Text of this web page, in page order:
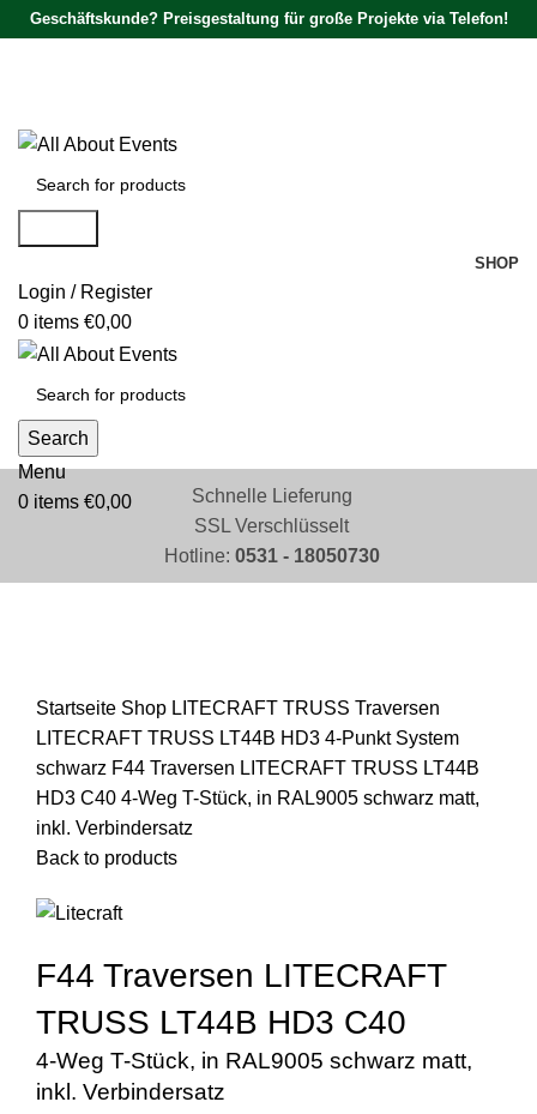
Geschäftskunde? Preisgestaltung für große Projekte via Telefon!
SHOP
Login / Register
0 items €0,00
Search
Menu
0 items €0,00
Schnelle Lieferung
SSL Verschlüsselt
Hotline: 0531 - 18050730
Startseite Shop LITECRAFT TRUSS Traversen
LITECRAFT TRUSS LT44B HD3 4-Punkt System
schwarz F44 Traversen LITECRAFT TRUSS LT44B
HD3 C40 4-Weg T-Stück, in RAL9005 schwarz matt,
inkl. Verbindersatz
Back to products
F44 Traversen LITECRAFT
TRUSS LT44B HD3 C40
4-Weg T-Stück, in RAL9005 schwarz matt,
inkl. Verbindersatz